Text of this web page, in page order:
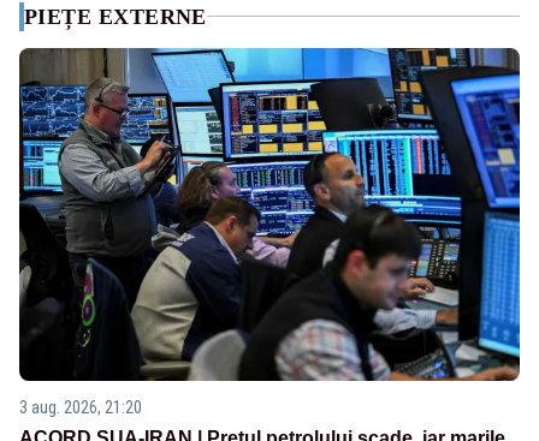
PIEȚE EXTERNE
3 aug. 2026, 21:20